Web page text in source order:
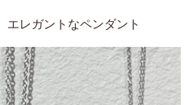
エレガントなペンダント